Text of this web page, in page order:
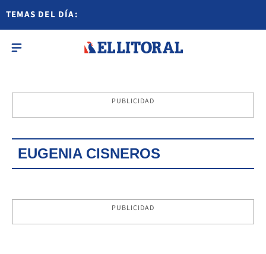
TEMAS DEL DÍA:
PUBLICIDAD
EUGENIA CISNEROS
PUBLICIDAD